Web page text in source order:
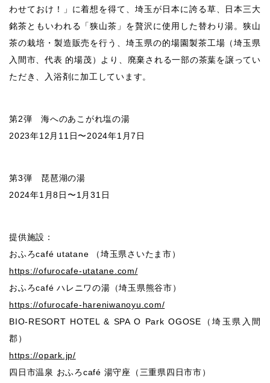
わせておけ！」に着想を得て、埼玉が日本に誇る草、日本三大
銘茶ともいわれる「狭山茶」を贅沢に使用した替わり湯。狭山
茶の栽培・製造販売を行う、埼玉県の的場園製茶工場（埼玉県
入間市、代表 的場茂）より、廃棄される一部の茶葉を譲ってい
ただき、入浴剤に加工しています。
第2弾 海へのあこがれ塩の湯
2023年12月11日〜2024年1月7日
第3弾 琵琶湖の湯
2024年1月8日〜1月31日
提供施設：
おふろcafé utatane （埼玉県さいたま市）
https://ofurocafe-utatane.com/
おふろcafé ハレニワの湯（埼玉県熊谷市）
https://ofurocafe-hareniwanoyu.com/
BIO-RESORT HOTEL & SPA O Park OGOSE（埼玉県入間
郡）
https://opark.jp/
四⽇市温泉 おふろcafé 湯守座（三重県四⽇市市）